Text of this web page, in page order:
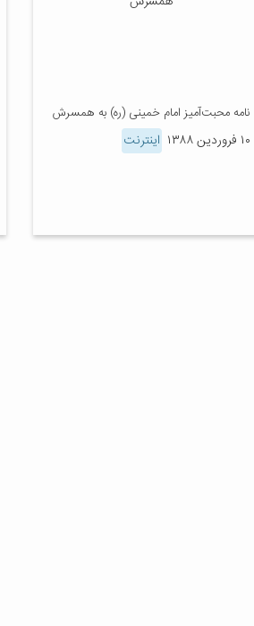
نامه محبت‌آمیز امام خمینی (ره) به همسرش
۱۰ فروردین ۱۳۸۸ اینترنت